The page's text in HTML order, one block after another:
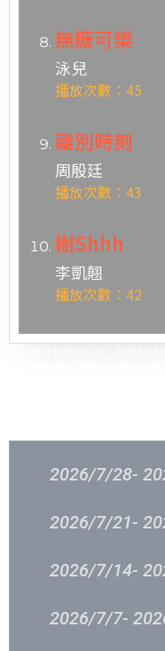
無糖可樂
泳兒
播放次數：45
離別時刻
周殷廷
播放次數：43
樹Shhh
李凱翹
播放次數：42
2026/7/28-
2026/7/21-
2026/7/14-
2026/7/7-